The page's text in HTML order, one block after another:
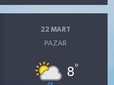
22 MART
PAZAR
8°